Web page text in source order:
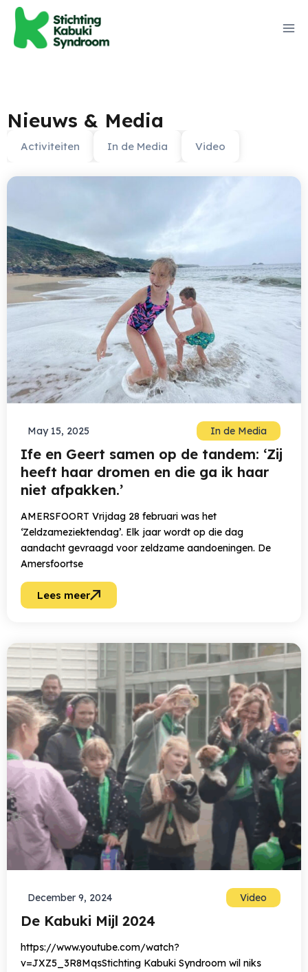
Nieuws & Media
Activiteiten In de Media Video
May 15, 2025 In de Media
Ife en Geert samen op de tandem: ‘Zij
heeft haar dromen en die ga ik haar
niet afpakken.’
AMERSFOORT Vrijdag 28 februari was het
‘Zeldzameziektendag’. Elk jaar wordt op die dag
aandacht gevraagd voor zeldzame aandoeningen. De
Amersfoortse
Lees meer
December 9, 2024 Video
De Kabuki Mijl 2024
https://www.youtube.com/watch?
v=JXZ5_3R8MqsStichting Kabuki Syndroom wil niks